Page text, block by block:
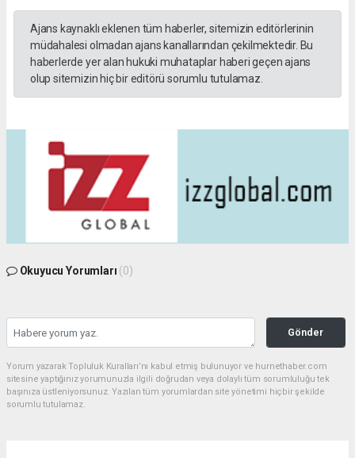
Ajans kaynaklı eklenen tüm haberler, sitemizin editörlerinin
müdahalesi olmadan ajans kanallarından çekilmektedir. Bu
haberlerde yer alan hukuki muhataplar haberi geçen ajans
olup sitemizin hiç bir editörü sorumlu tutulamaz.
Okuyucu Yorumları (0)
Gönder
Yorum yazarak Topluluk Kuralları’nı kabul etmiş bulunuyor ve hurnethaber.com
sitesine yaptığınız yorumunuzla ilgili doğrudan veya dolaylı tüm sorumluluğu tek
başınıza üstleniyorsunuz. Yazılan tüm yorumlardan site yönetimi hiçbir şekilde
sorumlu tutulamaz.